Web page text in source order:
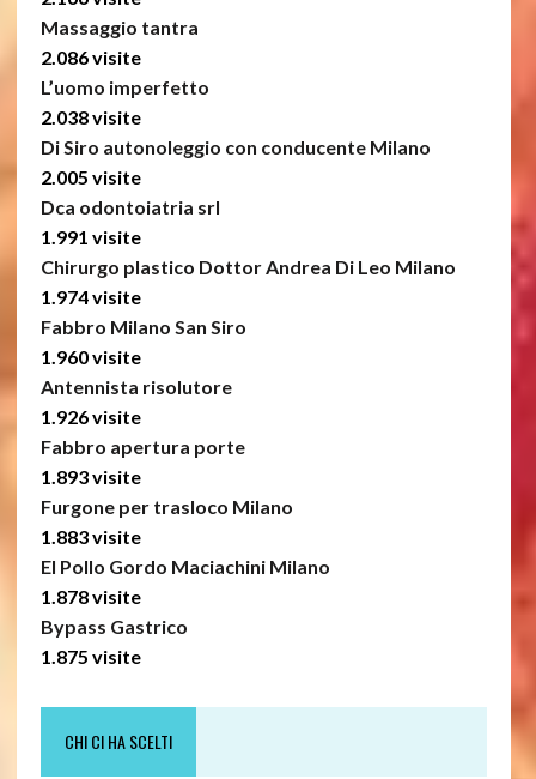
Massaggio tantra
2.086 visite
L’uomo imperfetto
2.038 visite
Di Siro autonoleggio con conducente Milano
2.005 visite
Dca odontoiatria srl
1.991 visite
Chirurgo plastico Dottor Andrea Di Leo Milano
1.974 visite
Fabbro Milano San Siro
1.960 visite
Antennista risolutore
1.926 visite
Fabbro apertura porte
1.893 visite
Furgone per trasloco Milano
1.883 visite
El Pollo Gordo Maciachini Milano
1.878 visite
Bypass Gastrico
1.875 visite
CHI CI HA SCELTI